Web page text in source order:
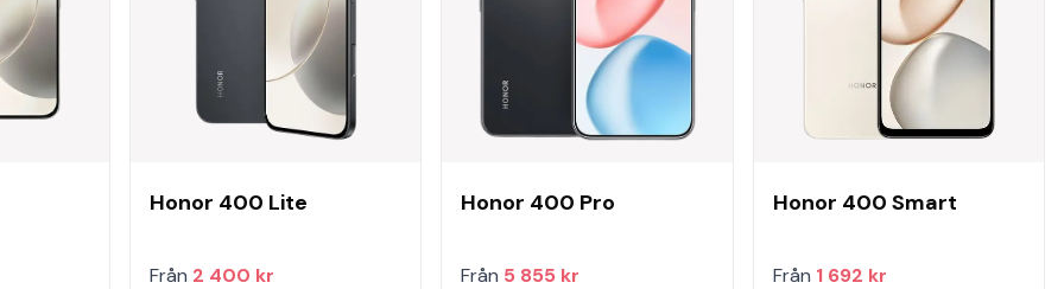
Honor 400 Lite
Från 2 400 kr
Honor 400 Pro
Från 5 855 kr
Honor 400 Smart
Från 1 692 kr